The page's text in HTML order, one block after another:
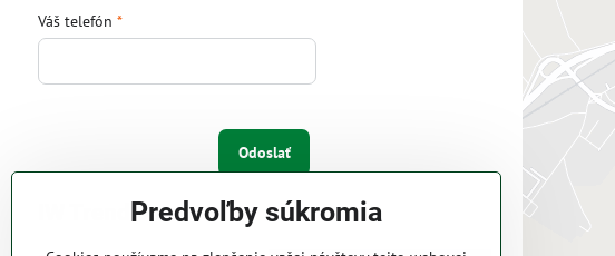
Váš telefón *
Odoslať
IW Trend s.r.o.Predvoľby súkromia